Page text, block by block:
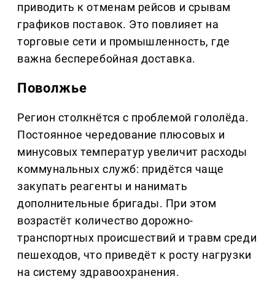
приводить к отменам рейсов и срывам
графиков поставок. Это повлияет на
торговые сети и промышленность, где
важна бесперебойная доставка.
Поволжье
Регион столкнётся с проблемой гололёда.
Постоянное чередование плюсовых и
минусовых температур увеличит расходы
коммунальных служб: придётся чаще
закупать реагенты и нанимать
дополнительные бригады. При этом
возрастёт количество дорожно-
транспортных происшествий и травм среди
пешеходов, что приведёт к росту нагрузки
на систему здравоохранения.